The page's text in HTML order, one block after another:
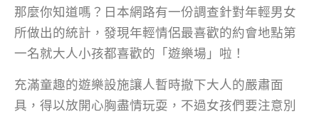
那麼你知道嗎？日本網路有一份調查針對年輕男女
所做出的統計，發現年輕情侶最喜歡的約會地點第
一名就大人小孩都喜歡的「遊樂場」啦！
充滿童趣的遊樂設施讓人暫時撤下大人的嚴肅面
具，得以放開心胸盡情玩耍，不過女孩們要注意別